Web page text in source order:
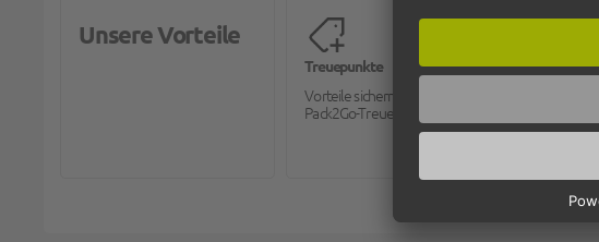
Unsere Vorteile
Treuepunkte
Vorteile sichern mit dem
Pack2Go-Treueprogramm.
Schnelle
werden
selben Tag